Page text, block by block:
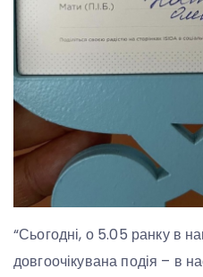
“Сьогодні, о 5.05 ранку в
довгоочікувана подія – в